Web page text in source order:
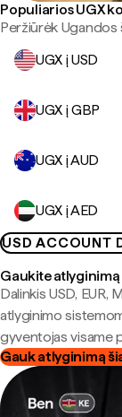
Populiarios UGX
Peržiūrėk Ugandos
UGX į USD
UGX į GBP
UGX į AUD
UGX į AED
USD ACCOUNT
Gaukite atlyginimą
Dalinkis USD, EUR,
atlyginimo
gyventojas visame
Gauk atlyginimą